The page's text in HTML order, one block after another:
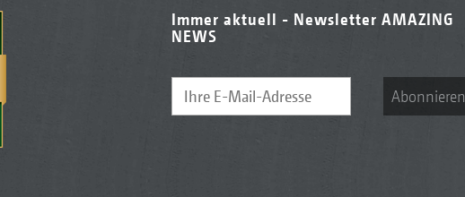
Immer aktuell - Newsletter AMAZING
NEWS
Abonnieren